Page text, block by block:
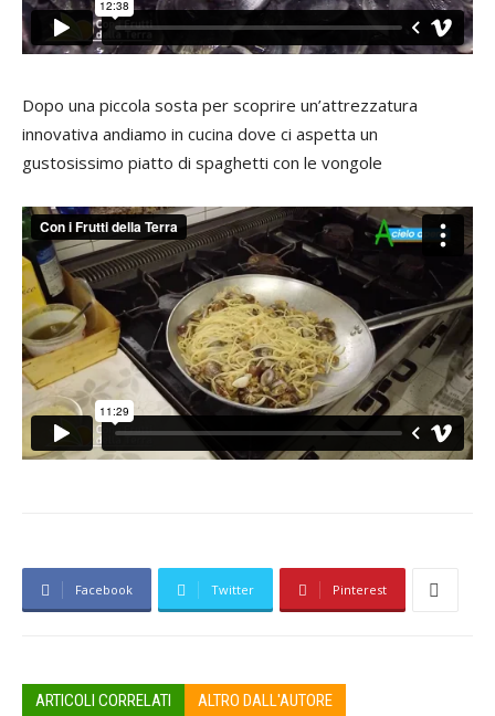
Dopo una piccola sosta per scoprire un’attrezzatura
innovativa andiamo in cucina dove ci aspetta un
gustosissimo piatto di spaghetti con le vongole
Facebook Twitter Pinterest
ARTICOLI CORRELATI ALTRO DALL'AUTORE